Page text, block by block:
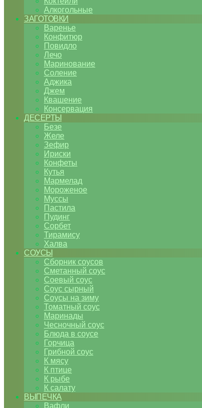
Алкогольные
ЗАГОТОВКИ
Варенье
Конфитюр
Повидло
Лечо
Маринование
Соление
Аджика
Джем
Квашение
Консервация
ДЕСЕРТЫ
Безе
Желе
Зефир
Ириски
Конфеты
Кутья
Мармелад
Мороженое
Муссы
Пастила
Пудинг
Сорбет
Тирамису
Халва
СОУСЫ
Сборник соусов
Сметанный соус
Соевый соус
Соус сырный
Соусы на зиму
Томатный соус
Маринады
Чесночный соус
Блюда в соусе
Горчица
Грибной соус
К мясу
К птице
К рыбе
К салату
ВЫПЕЧКА
Вафли